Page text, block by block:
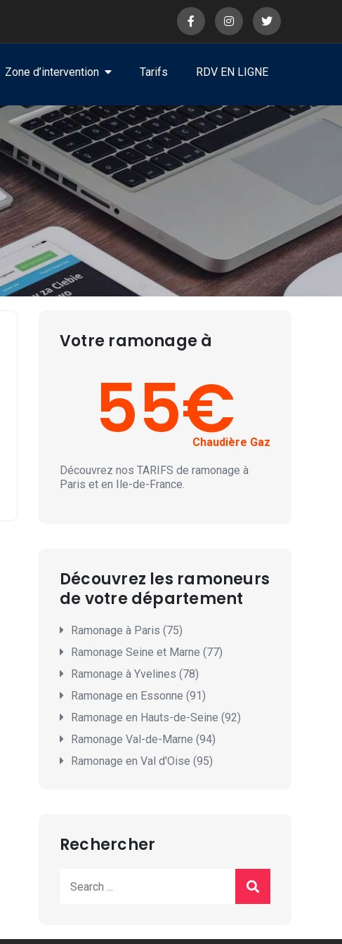
Zone d’intervention Tarifs RDV EN LIGNE
Votre ramonage à
55€
Chaudière Gaz
Découvrez nos TARIFS de ramonage à
Paris et en Ile-de-France.
Découvrez les ramoneurs
de votre département
Ramonage à Paris (75)
Ramonage Seine et Marne (77)
Ramonage à Yvelines (78)
Ramonage en Essonne (91)
Ramonage en Hauts-de-Seine (92)
Ramonage Val-de-Marne (94)
Ramonage en Val d'Oise (95)
Rechercher
for: